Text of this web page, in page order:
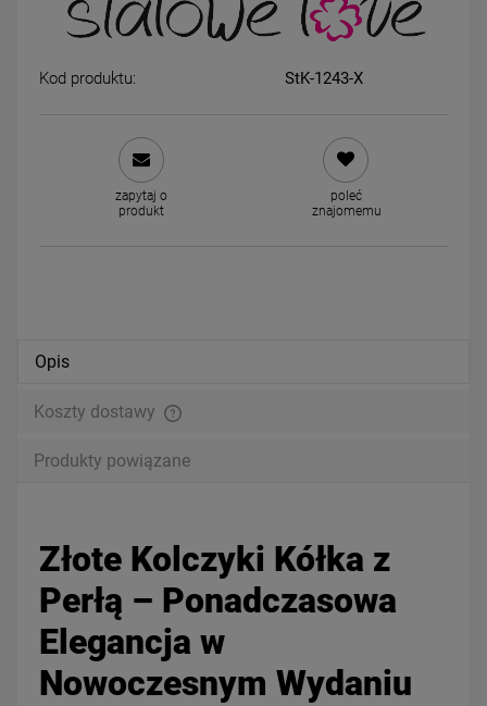
Bransoletka STAL
49,00 zł
powiadom o dostępności
Kolczyki STAL
kryształki jasne 0,6 cm
34,00 zł
DO KOSZYKA
Kod produktu: StK-1243-X
zapytaj o
produkt
poleć
znajomemu
Opis
Koszty dostawy
Produkty powiązane
Złote Kolczyki Kółka z
Perłą – Ponadczasowa
Elegancja w
Nowoczesnym Wydaniu